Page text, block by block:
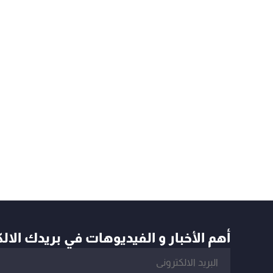
أهم الأخبار و الفيديوهات في بريدك